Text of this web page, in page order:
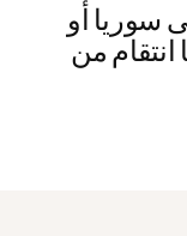
سوريا أو
من